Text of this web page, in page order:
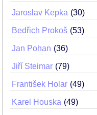
Jaroslav Kepka 30
Bedřich Prokoš 53
Jan Pohan 36
Jiří Steimar 79
František Holar 49
Karel Houska 49